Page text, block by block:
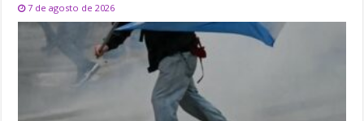
7 de agosto de 2026